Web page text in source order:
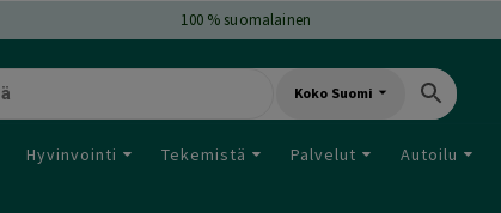
100 % suomalainen
Koko Suomi
Hyvinvointi Tekemistä Palvelut Autoilu